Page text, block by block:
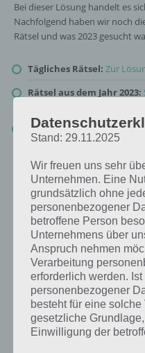
Bei dieser Lösung handelt es
Nachfolgend haben wir noch
Rätsel und was 2023 gesucht
Tägliches Rätsel: Zur
Rätsel aus dem Jahr 2023:
Zur Übersicht:4 Bilder 1
Märchenwelt im Mai 2024
Stand: 29.11.2025
Wir freuen uns sehr
Unternehmen. Eine
grundsätzlich ohne
personenbezogener
betroffene Person
Unternehmens über
Anspruch nehmen
Verarbeitung
erforderlich werden.
personenbezogener
besteht für eine
gesetzliche
Einwilligung der